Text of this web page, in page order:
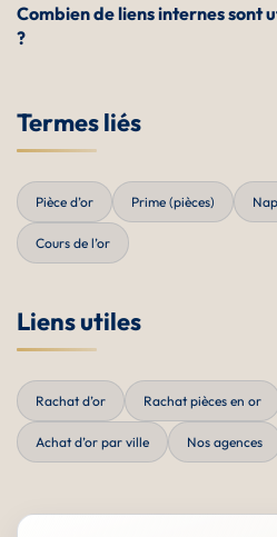
Combien de liens internes sont
?
Termes liés
Pièce d’or Prime (pièces)
Cours de l’or
Liens utiles
Rachat d’or Rachat pièces en or
Achat d’or par ville Nos agences